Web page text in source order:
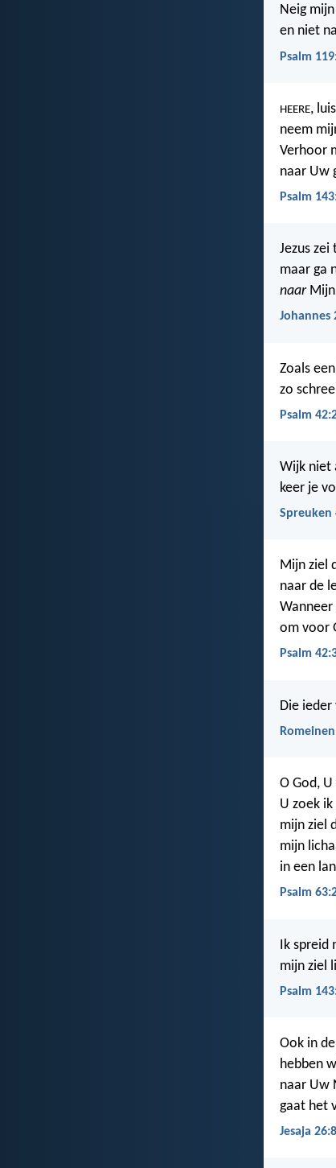
Neig
en niet
Psalm
HEERE,
neem
Verhoor
naar Uw
Psalm
Jezus
maar ga
naarMijn
Johannes
Zoals
zo
Psalm
Wijk niet
keer je
Spreuken
Mijn ziel
naar de
Wanneer
om voor
Psalm
Die
O God,
U zoek
mijn ziel
mijn
in een
Psalm
Ik
mijn ziel
Psalm
Ook in
hebben
naar Uw
gaat het
Jesaja 26:8